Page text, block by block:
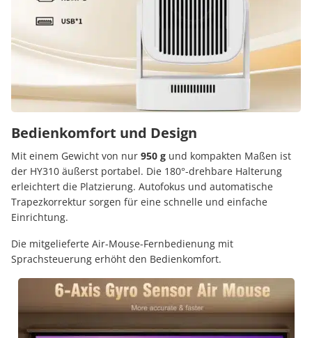
Bedienkomfort und Design
Mit einem Gewicht von nur 950 g und kompakten Maßen ist
der HY310 äußerst portabel. Die 180°-drehbare Halterung
erleichtert die Platzierung. Autofokus und automatische
Trapezkorrektur sorgen für eine schnelle und einfache
Einrichtung.
Die mitgelieferte Air-Mouse-Fernbedienung mit
Sprachsteuerung erhöht den Bedienkomfort.